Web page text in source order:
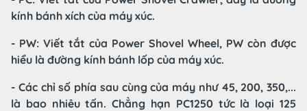
kính bánh xích của máy xúc.
- PW: Viết tắt của Power Shovel Wheel, PW còn được
hiểu là đường kính bánh lốp của máy xúc.
- Các chỉ số phía sau cùng của máy như 45, 200, 350,...
là bao nhiêu tấn. Chẳng hạn PC1250 tức là loại 125